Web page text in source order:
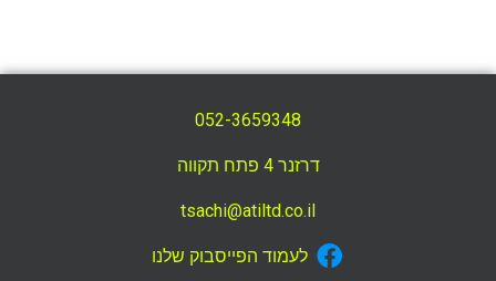
052-3659348
דרזנר 4 פתח תקווה
tsachi@atiltd.co.il
לעמוד הפייסבוק שלנו